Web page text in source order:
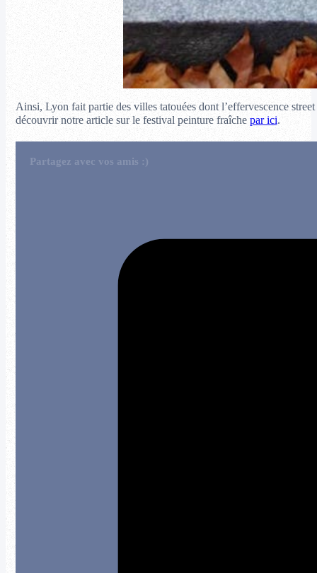
Ainsi, Lyon fait partie des villes tatouées dont l’effervescence
découvrir notre article sur le festival peinture fraîche par ici.
Partagez avec vos amis :)